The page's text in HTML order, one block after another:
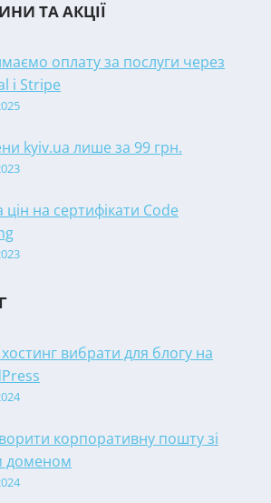
ТА АКЦІЇ
оплату за послуги через
і Stripe
kyiv.ua лише за 99 грн.
цін на сертифікати Code
вибрати для блогу на
корпоративну пошту зі
доменом